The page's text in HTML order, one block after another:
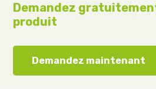
Demandez
produit
Demandez maintenant